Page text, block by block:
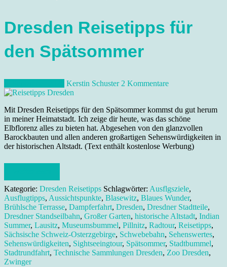
Dresden Reisetipps für
den Spätsommer
Kerstin Schuster 2 Kommentare
Mit Dresden Reisetipps für den Spätsommer kommst du gut herum
in meiner Heimatstadt. Ich zeige dir heute, was das schöne
Elbflorenz alles zu bieten hat. Abgesehen von den glanzvollen
Barockbauten und allen anderen großartigen Sehenswürdigkeiten in
der historischen Altstadt. (Text enthält kostenlose Werbung)
Kategorie: Dresden Reisetipps Schlagwörter: Ausflgsziele,
Ausflugtipps, Aussichtspunkte, Blasewitz, Blaues Wunder,
Brühlsche Terrasse, Dampferfahrt, Dresden, Dresdner Stadtteile,
Dresdner Standseilbahn, Großer Garten, historische Altstadt, Indian
Summer, Lausitz, Museumsbummel, Pillnitz, Radtour, Reisetipps,
Sächsische Schweiz-Osterzgebirge, Schwebebahn, Sehenswertes,
Sehenswürdigkeiten, Sightseeingtour, Spätsommer, Stadtbummel,
Stadtrundfahrt, Technische Sammlungen Dresden, Zoo Dresden,
Zwinger